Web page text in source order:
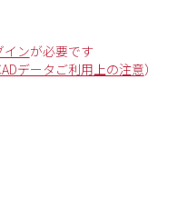
インが必要です
データご利用上の注意）